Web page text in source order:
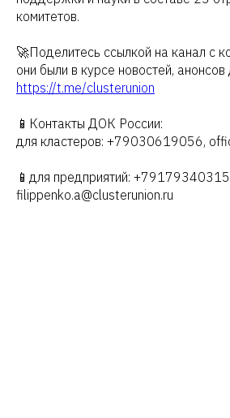
комитетов.
🚀Поделитесь ссылкой на канал с
они были в курсе новостей,
https://t.me/clusterunion
📱Контакты ДОК России:
для кластеров: +79030619056,
📱для предприятий:
filippenko.a@clusterunion.ru